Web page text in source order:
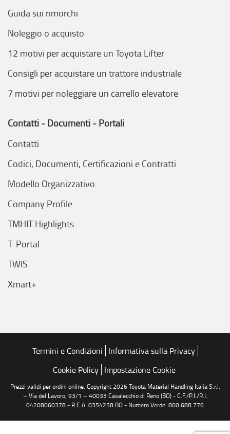
Guida sui rimorchi
Noleggio o acquisto
12 motivi per acquistare un Toyota Lifter
Consigli per acquistare un trattore industriale
7 motivi per noleggiare un carrello elevatore
Contatti - Documenti - Portali
Contatti
Codici, Documenti, Certificazioni e Contratti
Modello Organizzativo
Company Profile
TMHIT Highlights
T-Portal
TWIS
Xmart+
Termini e Condizioni Informativa sulla Privacy
Cookie Policy Impostazione Cookie
Prezzi validi per ordini online. Copyright 2026 Toyota Material Handling Italia S.r.l.
– Via del Lavoro, 93/1 – 40033 Casalecchio di Reno (BO) - C.F./P.I./R.I.
04208060378 - R.E.A. 0354258 BO - Numero Verde: 800 688 776